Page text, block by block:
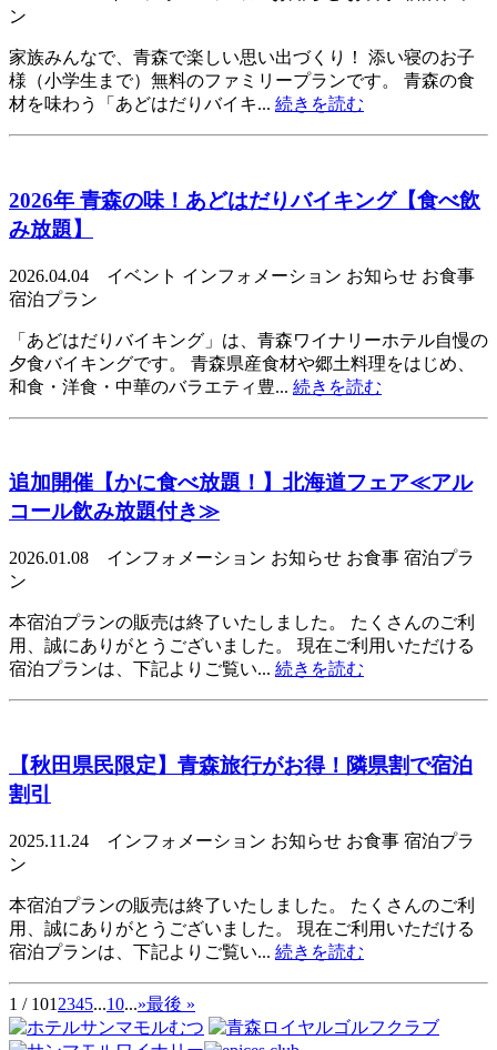
ン
家族みんなで、青森で楽しい思い出づくり！ 添い寝のお子
様（小学生まで）無料のファミリープランです。 青森の食
材を味わう「あどはだりバイキ... 続きを読む
2026年 青森の味！あどはだりバイキング【食べ飲
み放題】
2026.04.04 イベント インフォメーション お知らせ お食事
宿泊プラン
「あどはだりバイキング」は、青森ワイナリーホテル自慢の
夕食バイキングです。 青森県産食材や郷土料理をはじめ、
和食・洋食・中華のバラエティ豊... 続きを読む
追加開催【かに食べ放題！】北海道フェア≪アル
コール飲み放題付き≫
2026.01.08 インフォメーション お知らせ お食事 宿泊プラ
ン
本宿泊プランの販売は終了いたしました。 たくさんのご利
用、誠にありがとうございました。 現在ご利用いただける
宿泊プランは、下記よりご覧い... 続きを読む
【秋田県民限定】青森旅行がお得！隣県割で宿泊
割引
2025.11.24 インフォメーション お知らせ お食事 宿泊プラ
ン
本宿泊プランの販売は終了いたしました。 たくさんのご利
用、誠にありがとうございました。 現在ご利用いただける
宿泊プランは、下記よりご覧い... 続きを読む
1 / 101 2345...10...»最後 »